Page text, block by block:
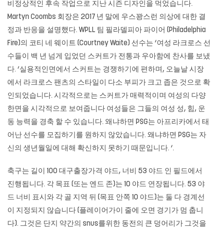
비정상적인 후속 작업으로 지난 시즌 디자인을 먹었습니다.
Martyn Coombs 회장은 2017 년 말에 우스꽝스런 의상에 대한 결
정과 반응을 설명했다. WPLL 팀 필라델피아 파이어 (Philadelphia
Fire)의 코티 네 웨이트 (Courtney Waite) 선수는 ‘여성 라크로스 선
수들이 백 년 넘게 입었던 스커트가 전통과 우아함에 찬사를 보냈
다. ‘실용적인면에서 스커트는 경쟁하기에 편하며, 오늘날 시장
에서 라크로스 팬츠의 스타일이 다소 부피가 크고 좁은 것으로 확
인되었습니다. 시각적으로는 스커트가 매력적이며 여성의 다양
한면을 시각적으로 보여줍니다 여성들은 그들의 여성 성, 힘, 운
동 능력을 경축 할 수 있습니다. 왜냐하면 PSG는 아프리카에서 태
어난 선수를 모집하기를 원하지 않았습니다. 왜냐하면 PSG는 자
신의 생년월일에 대해 확신하지 못하기 때문입니다. ‘.
축구는 길이 100 대구출장가격 야드, 너비 53 야드 인 필드에서
진행됩니다. 각 목표 (또는 엔드 존)는 10 야드 연장됩니다. 53 야
드 너비 표시와 각 골 지역 뒤 (목표 안쪽 10 야드)는 둘 다 경계선
이 지정되지 않습니다 (플레이어가이 줄에 오면 경기가 멈 춥니
다). 그것은 단지 약간의 snus를위한 동전의 큰 덩어리가 그것을